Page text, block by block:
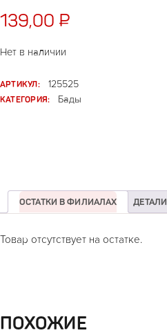
139,00 ₽
Нет в наличии
АРТИКУЛ:
125525
КАТЕГОРИЯ:
Бады
ОСТАТКИ В ФИЛИАЛАХ ДЕТАЛИ
Товар отсутствует на остатке.
ПОХОЖИЕ